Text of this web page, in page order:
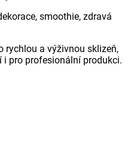
smoothie, zdravá
rychlou a výživnou sklizeň,
pro profesionální produkci.